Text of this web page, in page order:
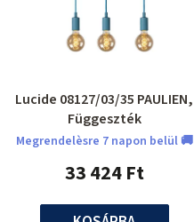
Lucide 08127/03/35 PAULIEN,
Függeszték
Megrendelèsre 7 napon belül 🚚
33 424 Ft